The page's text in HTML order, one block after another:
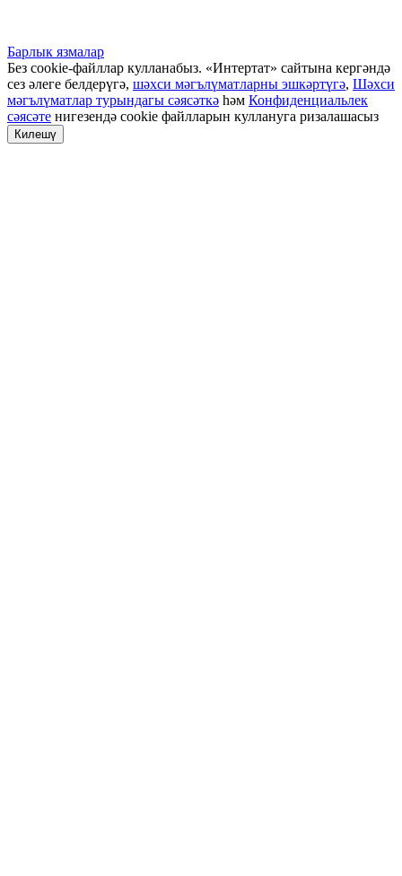
Барлык язмалар
Без cookie-файллар кулланабыз. «Интертат» сайтына кергәндә
сез әлеге белдерүгә, шәхси мәгълүматларны эшкәртүгә, Шәхси
мәгълүматлар турындагы сәясәткә һәм Конфиденциальлек
сәясәте нигезендә cookie файлларын куллануга ризалашасыз
Килешү